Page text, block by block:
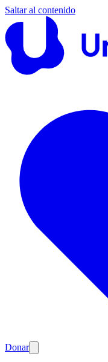
Saltar al contenido
Donar